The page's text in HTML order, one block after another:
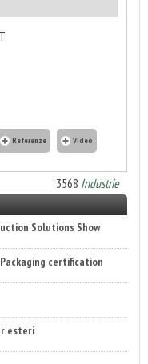
Referenze Video
3568 Industrie
Solutions Show
certification
esteri
di FTA Europe